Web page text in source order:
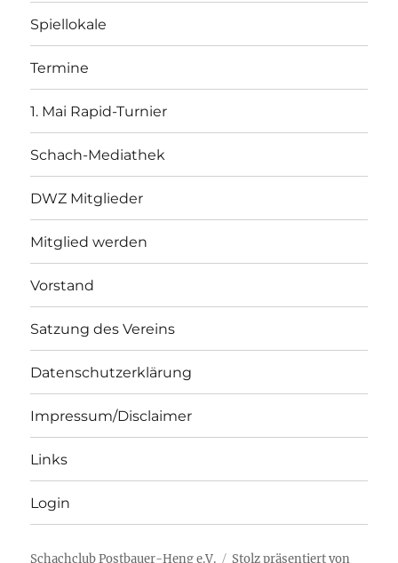
Spiellokale
Termine
1. Mai Rapid-Turnier
Schach-Mediathek
DWZ Mitglieder
Mitglied werden
Vorstand
Satzung des Vereins
Datenschutzerklärung
Impressum/Disclaimer
Links
Login
Schachclub Postbauer-Heng e.V. Stolz präsentiert von